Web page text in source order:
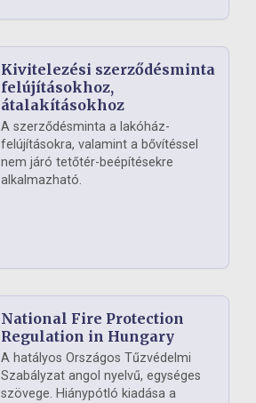
Kivitelezési szerződésminta
felújításokhoz,
átalakításokhoz
A szerződésminta a lakóház-
felújításokra, valamint a bővítéssel
nem járó tetőtér-beépítésekre
alkalmazható.
National Fire Protection
Regulation in Hungary
A hatályos Országos Tűzvédelmi
Szabályzat angol nyelvű, egységes
szövege. Hiánypótló kiadása a